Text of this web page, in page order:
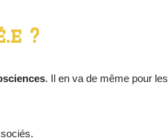
?
. Il en va de même pour les